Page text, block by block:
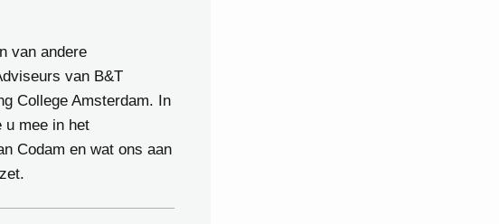
van andere
van B&T
College Amsterdam. In
u mee in het
Codam en wat ons aan